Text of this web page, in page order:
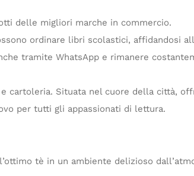
delle migliori marche in commercio.
ordinare libri scolastici, affidandosi
tramite WhatsApp e rimanere
cartoleria. Situata nel cuore della città,
per tutti gli appassionati di lettura.
tè in un ambiente delizioso